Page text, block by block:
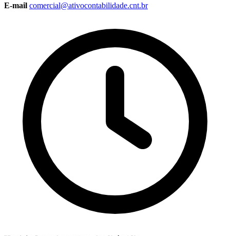
E-mail comercial@ativocontabilidade.cnt.br